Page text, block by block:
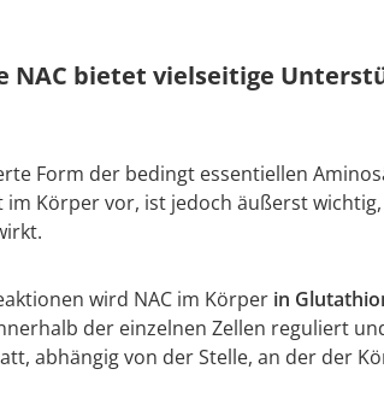
NAC bietet vielseitige
Form der bedingt essentiellen
Körper vor, ist jedoch äußerst wichtig,
wird NAC im Körper in
der einzelnen Zellen reguliert
abhängig von der Stelle, an der der